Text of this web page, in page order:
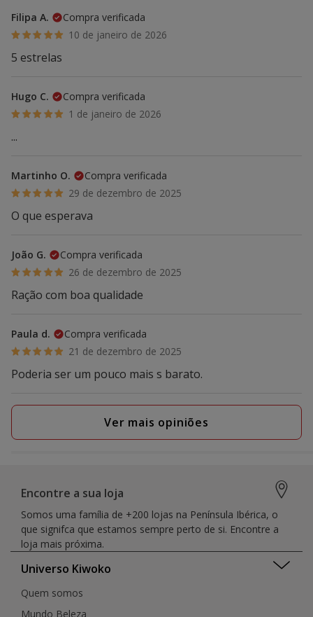
Filipa A.
Compra verificada
10 de janeiro de 2026
5 estrelas
Hugo C.
Compra verificada
1 de janeiro de 2026
...
Martinho O.
Compra verificada
29 de dezembro de 2025
O que esperava
João G.
Compra verificada
26 de dezembro de 2025
Ração com boa qualidade
Paula d.
Compra verificada
21 de dezembro de 2025
Poderia ser um pouco mais s barato.
Ver mais opiniões
Encontre a sua loja
Somos uma família de +200 lojas na Península Ibérica, o
que signifca que estamos sempre perto de si. Encontre a
loja mais próxima.
Universo Kiwoko
Quem somos
Mundo Beleza